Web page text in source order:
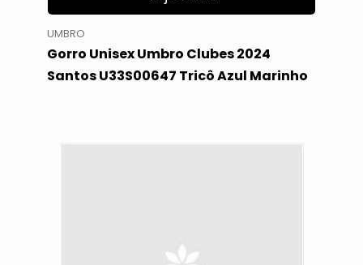
UMBRO
Gorro Unisex Umbro Clubes 2024
Santos U33S00647 Tricô Azul Marinho